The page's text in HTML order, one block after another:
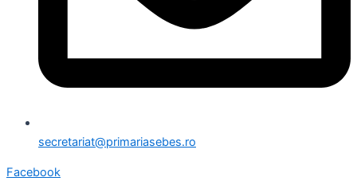
secretariat@primariasebes.ro
Facebook